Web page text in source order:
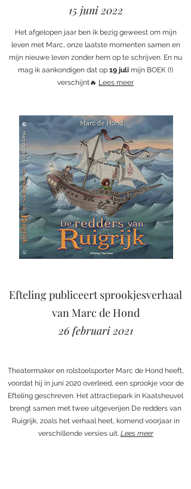
15 juni 2022
Het afgelopen jaar ben ik bezig geweest om mijn
leven met Marc, onze laatste momenten samen en
mijn nieuwe leven zonder hem op te schrijven. En nu
mag ik aankondigen dat op 19 juli mijn BOEK (!)
verschijnt🔥 Lees meer
Efteling publiceert sprookjesverhaal
van Marc de Hond
26 februari 2021
Theatermaker en rolstoelsporter Marc de Hond heeft,
voordat hij in juni 2020 overleed, een sprookje voor de
Efteling geschreven. Het attractiepark in Kaatsheuvel
brengt samen met twee uitgeverijen De redders van
Ruigrijk, zoals het verhaal heet, komend voorjaar in
verschillende versies uit. Lees meer